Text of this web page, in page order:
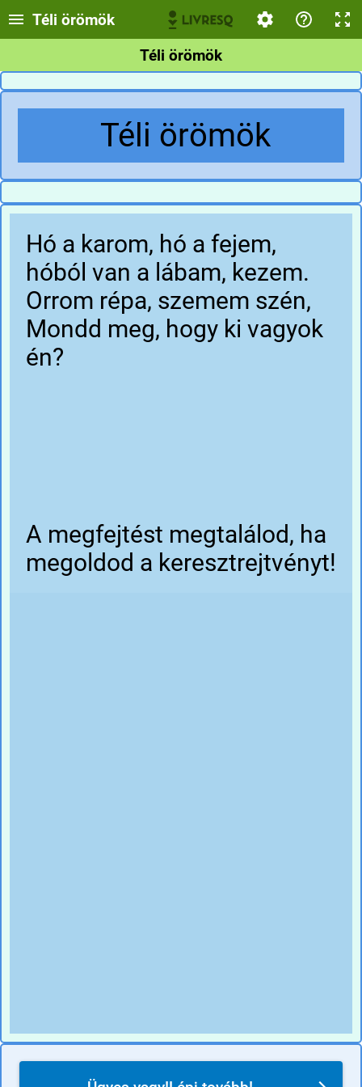
Téli örömök
Téli örömök
Téli örömök
Hó a karom, hó a fejem,
hóból van a lábam, kezem.
Orrom répa, szemem szén,
Mondd meg, hogy ki vagyok
én?
A megfejtést megtalálod, ha
megoldod a keresztrejtvényt!